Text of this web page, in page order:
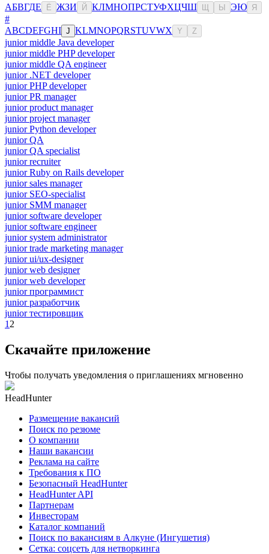
АБВГДЕ Ё ЖЗИ Й КЛМНОПРСТУФХЦЧШ Ы ЭЮ Я
#
ABCDEFGHI J KLMNOPQRSTUVWX Y Z
junior middle Java developer
junior middle PHP developer
junior middle QA engineer
junior .NET developer
junior PHP developer
junior PR manager
junior product manager
junior project manager
junior Python developer
junior QA
junior QA specialist
junior recruiter
junior Ruby on Rails developer
junior sales manager
junior SEO-specialist
junior SMM manager
junior software developer
junior software engineer
junior system administrator
junior trade marketing manager
junior ui/ux-designer
junior web designer
junior web developer
junior программист
junior разработчик
junior тестировщик
1 2
Скачайте приложение
Чтобы получать уведомления о приглашениях мгновенно
HeadHunter
Размещение вакансий
Поиск по резюме
О компании
Наши вакансии
Реклама на сайте
Требования к ПО
Безопасный HeadHunter
HeadHunter API
Партнерам
Инвесторам
Каталог компаний
Поиск по вакансиям в Алкуне (Ингушетия)
Сетка: соцсеть для нетворкинга